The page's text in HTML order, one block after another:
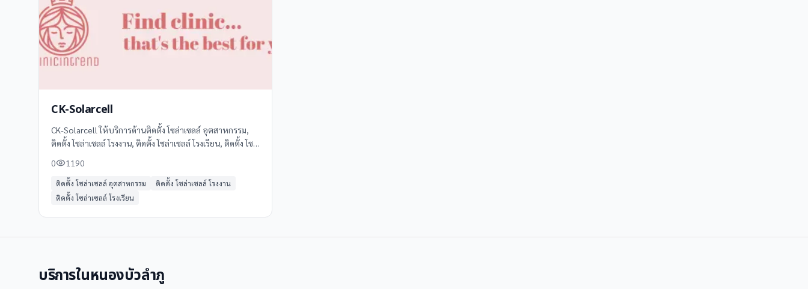
CK-Solarcell
CK-Solarcell ให้บริการด้านติดตั้ง โซล่าเซลล์ อุตสาหกรรม,
ติดตั้ง โซล่าเซลล์ โรงงาน, ติดตั้ง โซล่าเซลล์ โรงเรียน, ติดตั้ง โซ
โทร 090 913 1641 ดูข้อมูลเพิ่มเติม รีวิว และแผนที่ได้ที่
Clinicintrend
0 1190
ติดตั้ง โซล่าเซลล์ อุตสาหกรรม
ติดตั้ง โซล่าเซลล์ โรงงาน
ติดตั้ง โซล่าเซลล์ โรงเรียน
บริการในหนองบัวลำภู